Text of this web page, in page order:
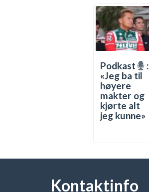
Podkast
:
«Jeg ba til
høyere
makter og
kjørte alt
jeg kunne»
Kontaktinfo